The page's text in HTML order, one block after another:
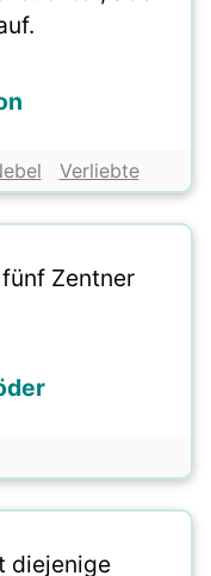
Verliebte
Zentner
diejenige